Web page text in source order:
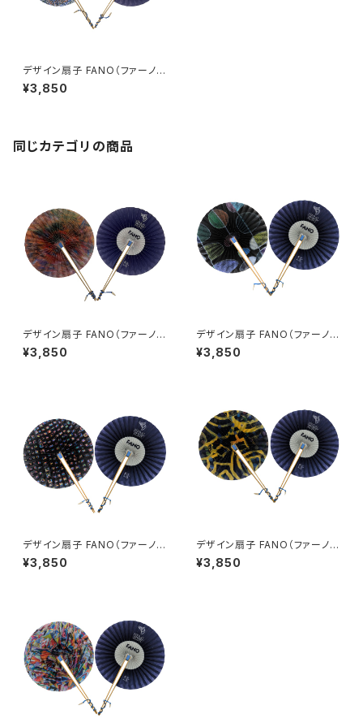
デザイン扇子 FANO（ファーノ）
ヘラルボニーバージョン 工藤 み
どり
¥3,850
同じカテゴリの商品
デザイン扇子 FANO（ファーノ）
ヘラルボニーバージョン 高橋 南
¥3,850
デザイン扇子 FANO（ファーノ）
ヘラルボニーバージョン 土屋 康
一
¥3,850
デザイン扇子 FANO（ファーノ）
ヘラルボニーバージョン 佐々木
早苗
¥3,850
デザイン扇子 FANO（ファーノ）
ヘラルボニーバージョン 小林 覚
¥3,850